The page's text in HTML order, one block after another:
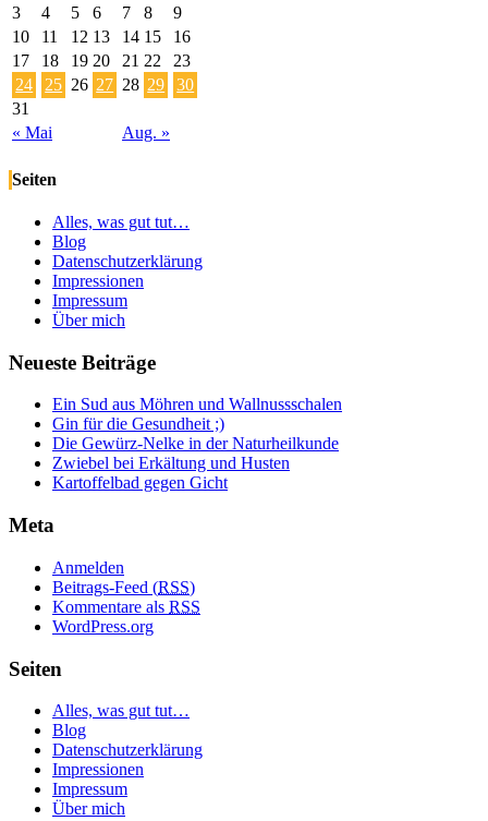
« Mai Aug. »
3
4 5 6 7 8
9
10
11 12 13 14 15
16
17
18 19 20 21 22
23
24
25 26 27 28 29
30
31
Seiten
Alles, was gut tut…
Blog
Datenschutzerklärung
Impressionen
Impressum
Über mich
Neueste Beiträge
Ein Sud aus Möhren und Wallnussschalen
Gin für die Gesundheit ;)
Die Gewürz-Nelke in der Naturheilkunde
Zwiebel bei Erkältung und Husten
Kartoffelbad gegen Gicht
Meta
Anmelden
Beitrags-Feed (RSS)
Kommentare als RSS
WordPress.org
Seiten
Alles, was gut tut…
Blog
Datenschutzerklärung
Impressionen
Impressum
Über mich